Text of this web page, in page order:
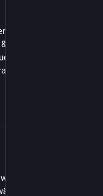
guten
blue #10" , 21 Uhr
#4"  23 Uh starten
Euch ! Wir sind
und guter Musik.